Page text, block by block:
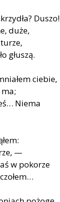
Du­szo!
duże,
głu­szą.
cie­bie,
Nie­ma
—
w po­ko­rze